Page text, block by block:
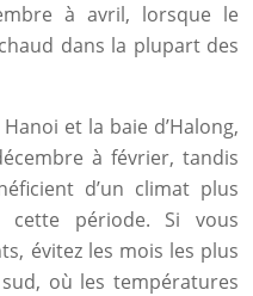
à avril, lorsque le
dans la plupart des
et la baie d’Halong,
à février, tandis
d’un climat plus
cette période. Si vous
évitez les mois les plus
où les températures